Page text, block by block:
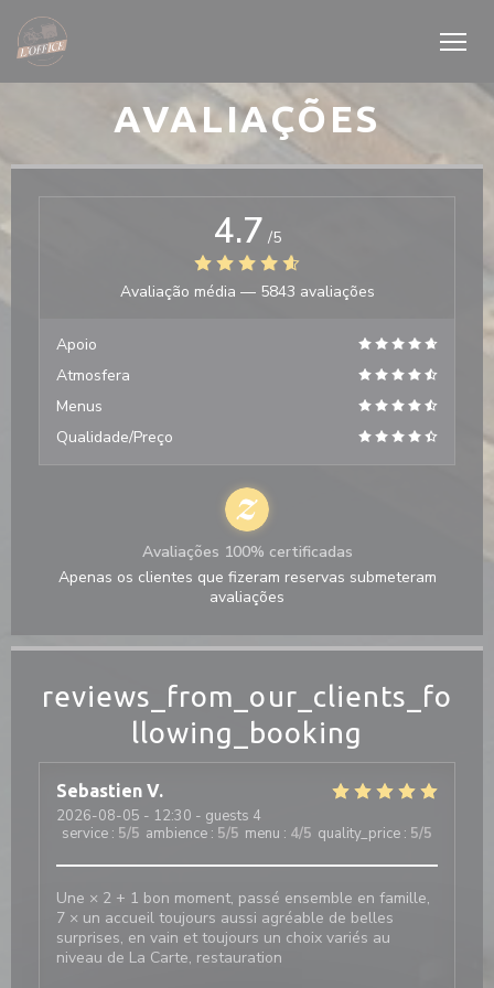
Painel de Gerenciamento de Cookies
AVALIAÇÕES
reviews_from_our_clients_fo
llowing_booking
Sebastien V
2026-08-05 - 12:30 - guests 4
service : 5/5 ambience : 5/5 menu : 4/5 quality_price : 5/5
Une × 2 + 1 bon moment, passé ensemble en famille,
7 × un accueil toujours aussi agréable de belles
surprises, en vain et toujours un choix variés au
niveau de La Carte, restauration
4.7 /5
Avaliação média — 5843 avaliações
Apoio
Atmosfera
Menus
Qualidade/Preço
Avaliações 100% certificadas
Apenas os clientes que fizeram reservas submeteram
avaliações